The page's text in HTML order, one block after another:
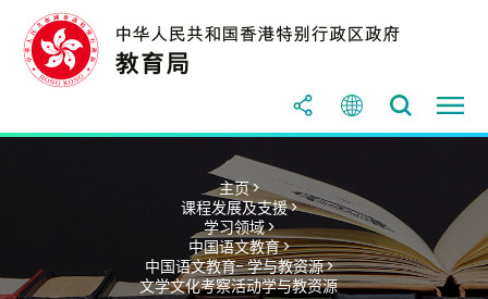
主页 >
课程发展及支援 >
学习领域 >
中国语文教育 >
中国语文教育- 学与教资源 >
文学文化考察活动学与教资源